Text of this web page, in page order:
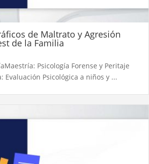
de Maltrato y Agresión
de la Familia​
Psicología Forense y Peritaje
Evaluación Psicológica a niños y ...